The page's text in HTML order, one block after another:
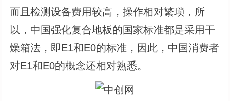
而且检测设备费用较高，操作相对繁琐，所
以，中国强化复合地板的国家标准都是采用干
燥箱法，即E1和E0的标准，因此，中国消费者
对E1和E0的概念还相对熟悉。